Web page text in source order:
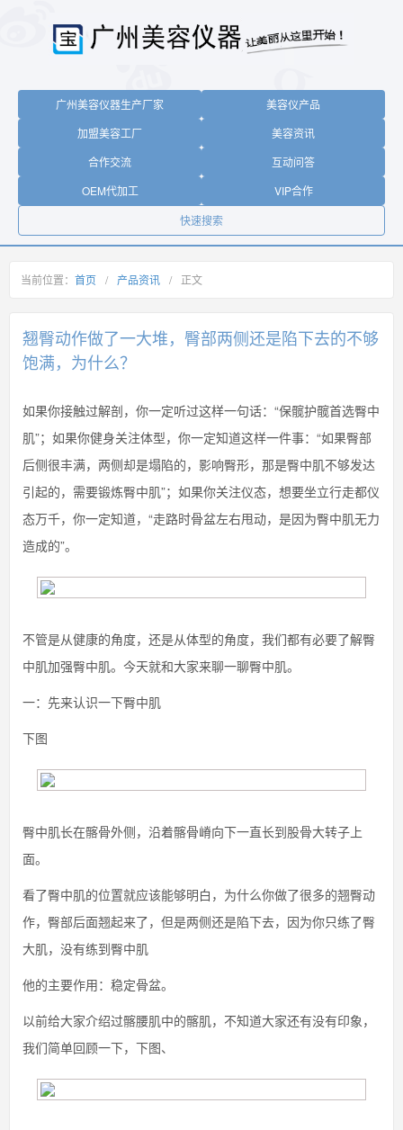
广州美容仪器生产厂家
美容仪产品
加盟美容工厂
美容资讯
合作交流
互动问答
OEM代加工
VIP合作
快速搜索
当前位置： 首页 / 产品资讯 / 正文
翘臀动作做了一大堆，臀部两侧还是陷下去的不够
饱满，为什么？
如果你接触过解剖，你一定听过这样一句话：“保髋护髋首选臀中
肌”；如果你健身关注体型，你一定知道这样一件事：“如果臀部
后侧很丰满，两侧却是塌陷的，影响臀形，那是臀中肌不够发达
引起的，需要锻炼臀中肌”；如果你关注仪态，想要坐立行走都仪
态万千，你一定知道，“走路时骨盆左右甩动，是因为臀中肌无力
造成的”。
不管是从健康的角度，还是从体型的角度，我们都有必要了解臀
中肌加强臀中肌。今天就和大家来聊一聊臀中肌。
一：先来认识一下臀中肌
下图
臀中肌长在髂骨外侧，沿着髂骨嵴向下一直长到股骨大转子上
面。
看了臀中肌的位置就应该能够明白，为什么你做了很多的翘臀动
作，臀部后面翘起来了，但是两侧还是陷下去，因为你只练了臀
大肌，没有练到臀中肌
他的主要作用：稳定骨盆。
以前给大家介绍过髂腰肌中的髂肌，不知道大家还有没有印象，
我们简单回顾一下，下图、